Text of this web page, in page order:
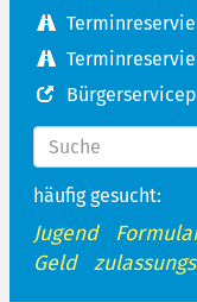
häufig gesucht:
Jugend
Geld